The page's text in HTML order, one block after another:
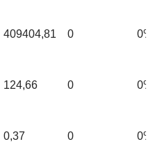
409404,81 0 0%
124,66 0 0%
0,37 0 0%